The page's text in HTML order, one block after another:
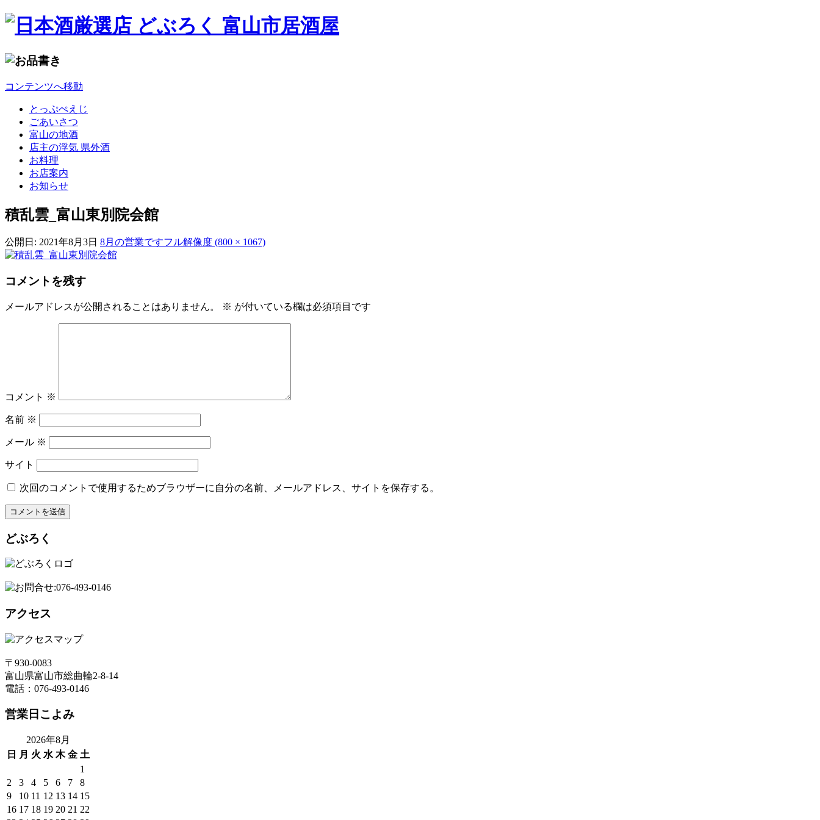
コンテンツへ移動
とっぷぺえじ
ごあいさつ
富山の地酒
店主の浮気 県外酒
お料理
お店案内
お知らせ
積乱雲_富山東別院会館
公開日: 2021年8月3日 8月の営業ですフル解像度 (800 × 1067)
コメントを残す
メールアドレスが公開されることはありません。 ※ が付いている欄は必須項目です
コメント ※
名前 ※
メール ※
サイト
次回のコメントで使用するためブラウザーに自分の名前、メールアドレス、サイトを保存する。
どぶろく
アクセス
〒930-0083
富山県富山市総曲輪2-8-14
電話：076-493-0146
営業日こよみ
2026年8月
日
月 火 水 木 金 土
1
2
3 4 5 6 7
8
9
10 11 12 13 14 15
16 17 18 19 20 21 22